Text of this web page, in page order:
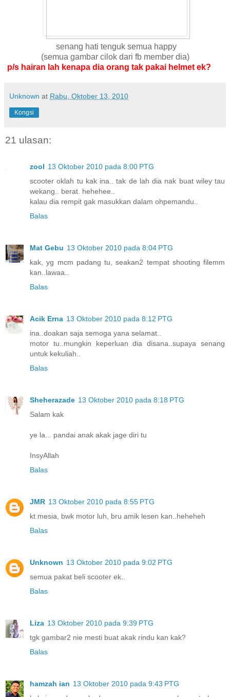
senang hati tenguk semua happy
(semua gambar cilok dari fb member dia)
p/s hairan lah kenapa dia orang tak pakai helmet ek?
Unknown at Rabu, Oktober 13, 2010
Kongsi
21 ulasan:
zool 13 Oktober 2010 pada 8:00 PTG
scooter oklah tu kak ina.. tak de lah dia nak buat wiley tau
wekang.. berat. hehehee..
kalau dia rempit gak masukkan dalam ohpemandu..
Balas
Mat Gebu 13 Oktober 2010 pada 8:04 PTG
kak, yg mcm padang tu, seakan2 tempat shooting filemm
kan..lawaa..
Balas
Acik Erna 13 Oktober 2010 pada 8:12 PTG
ina..doakan saja semoga yana selamat..
motor tu..mungkin keperluan dia disana..supaya senang
untuk kekuliah..
Balas
Sheherazade 13 Oktober 2010 pada 8:18 PTG
Salam kak
ye la... pandai anak akak jage diri tu
InsyAllah
Balas
JMR 13 Oktober 2010 pada 8:55 PTG
kt mesia, bwk motor luh, bru amik lesen kan..heheheh
Balas
Unknown 13 Oktober 2010 pada 9:02 PTG
semua pakat beli scooter ek..
Balas
Liza 13 Oktober 2010 pada 9:39 PTG
tgk gambar2 nie mesti buat akak rindu kan kak?
Balas
hamzah ian 13 Oktober 2010 pada 9:43 PTG